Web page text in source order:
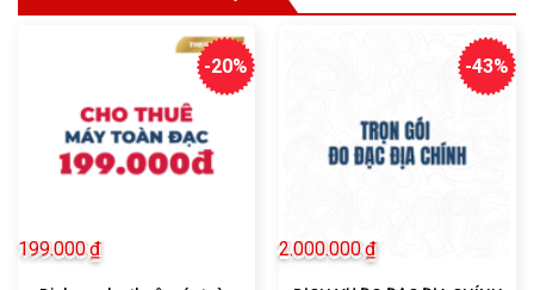
-20%
199.000₫
-43%
2.000.000₫